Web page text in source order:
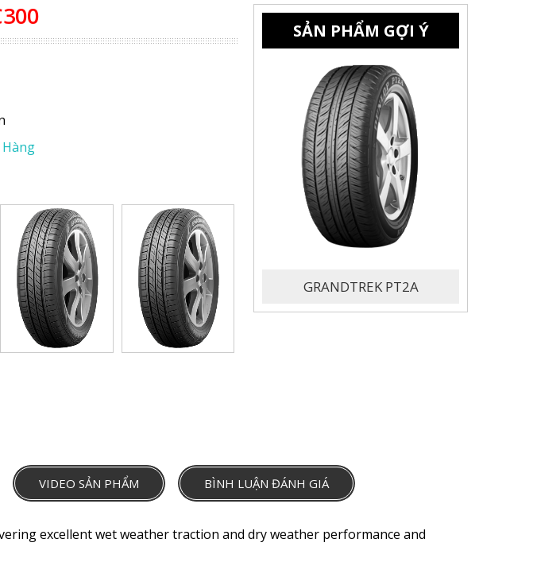
SẢN PHẨM GỢI Ý
GRANDTREK PT2A
VIDEO SẢN PHẨM BÌNH LUẬN ĐÁNH GIÁ
excellent wet weather traction and dry weather performance and